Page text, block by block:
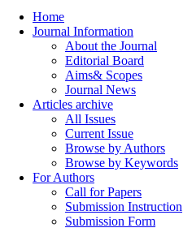
Home
Journal Information
About the Journal
Editorial Board
Aims& Scopes
Journal News
Articles archive
All Issues
Current Issue
Browse by Authors
Browse by Keywords
For Authors
Call for Papers
Submission Instruction
Submission Form